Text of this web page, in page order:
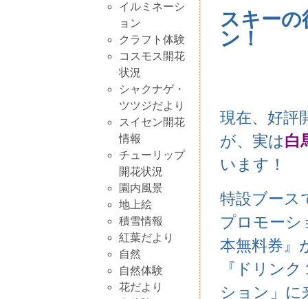
イルミネーシ
ョン
クラフト体験
コスモス開花
状況
シャクナゲ・
ツツジだより
スイセン開花
情報
チューリップ
開花状況
園内風景
地上絵
積雪情報
紅葉だより
自然
自然体験
花だより
スキーの
ン！
現在、好評
が、実は白
います！
特設ブース
プロモーシ
本無料券』
『ドリン
ション」に